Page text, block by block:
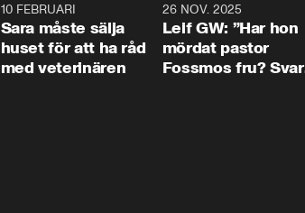
10 FEBRUARI
Sara måste sälja
huset för att ha råd
med veterinären
26 NOV. 2025
Leif GW: ”Har hon
mördat pastor
Fossmos fru? Svar